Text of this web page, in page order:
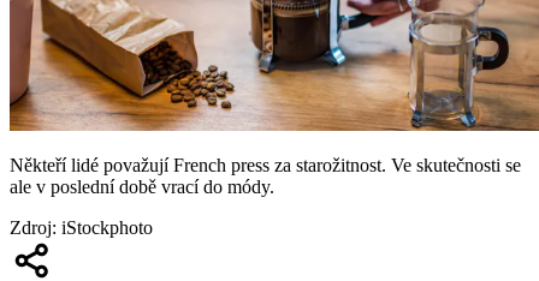
Někteří lidé považují French press za starožitnost. Ve skutečnosti se
ale v poslední době vrací do módy.
Zdroj: iStockphoto